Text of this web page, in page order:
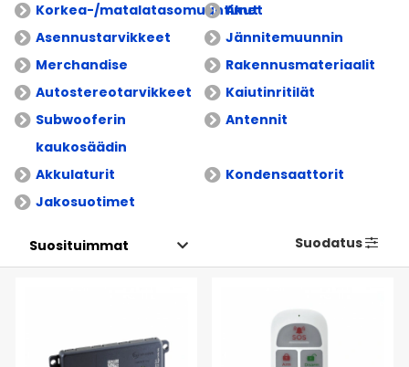
Korkea-/matalatasomuuntimet
Akut
Asennustarvikkeet
Jännitemuunnin
Merchandise
Rakennusmateriaalit
Autostereotarvikkeet
Kaiutinritilät
Subwooferin
kaukosäädin
Antennit
Akkulaturit
Kondensaattorit
Jakosuotimet
Suodatus